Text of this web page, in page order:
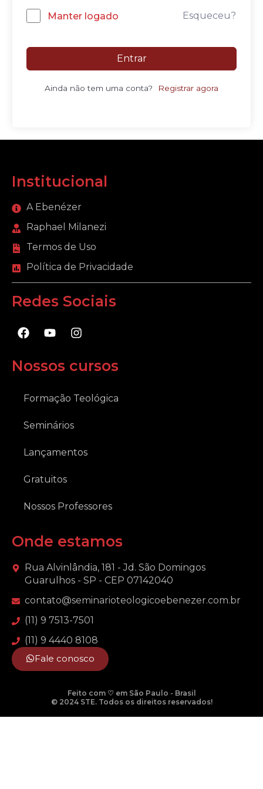
Manter logado Esqueceu?
Entrar
Ainda não tem uma conta? Registrar agora
Institucional
A Ebenézer
Raphael Milanezi
Termos de Uso
Política de Privacidade
Redes Sociais
F
a
e
b
o
Y
o
t
u
e
I
n
t
a
r
Nossos cursos
Formação Teológica
Seminários
Lançamentos
Gratuitos
Nossos Professores
Onde estamos
Rua Alvinlândia, 181 - Jd. São Domingos
Guarulhos - SP - CEP 07142040
contato@seminarioteologicoebenezer.com.br
(11) 9 7513-7501
(11) 9 4440 8108
Fale conosco
Feito com ♡ em São Paulo - Brasil
© 2024 STE. Todos os direitos reservados!